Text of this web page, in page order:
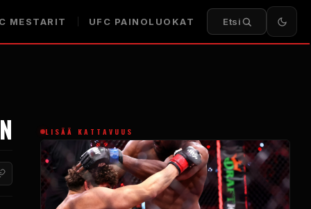
MESTARIT UFC PAINOLUOKAT Etsi
LISÄÄ KATTAVUUS